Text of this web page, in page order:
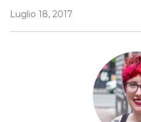
Luglio 18, 2017